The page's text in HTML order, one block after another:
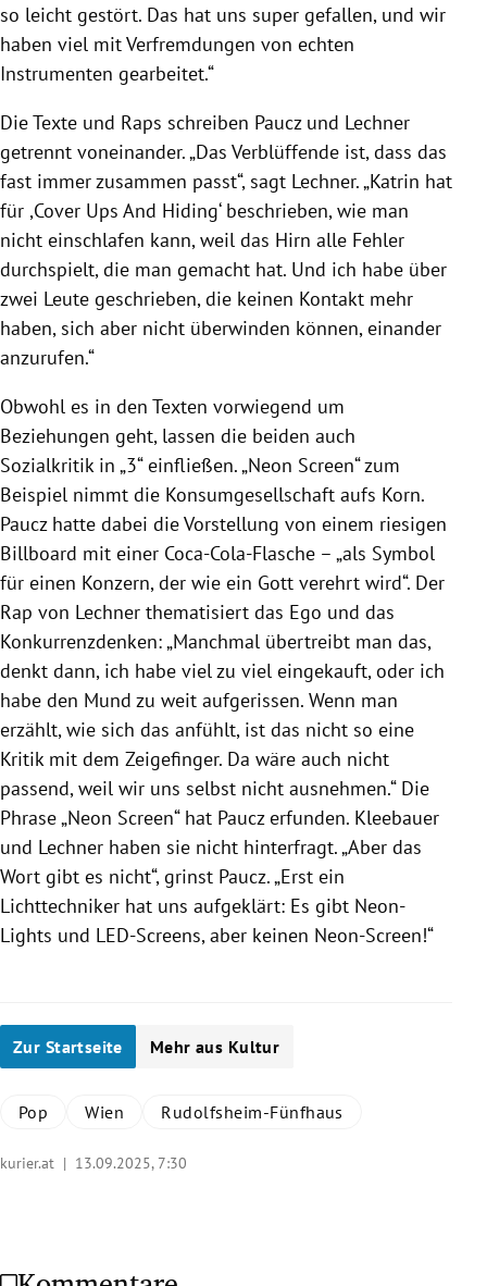
so leicht gestört. Das hat uns super gefallen, und wir
haben viel mit Verfremdungen von echten
Instrumenten gearbeitet.“
Die Texte und Raps schreiben Paucz und Lechner
getrennt voneinander. „Das Verblüffende ist, dass das
fast immer zusammen passt“, sagt Lechner. „Katrin hat
für ,Cover Ups And Hiding‘ beschrieben, wie man
nicht einschlafen kann, weil das Hirn alle Fehler
durchspielt, die man gemacht hat. Und ich habe über
zwei Leute geschrieben, die keinen Kontakt mehr
haben, sich aber nicht überwinden können, einander
anzurufen.“
Obwohl es in den Texten vorwiegend um
Beziehungen geht, lassen die beiden auch
Sozialkritik in „3“ einfließen. „Neon Screen“ zum
Beispiel nimmt die Konsumgesellschaft aufs Korn.
Paucz hatte dabei die Vorstellung von einem riesigen
Billboard mit einer Coca-Cola-Flasche – „als Symbol
für einen Konzern, der wie ein Gott verehrt wird“. Der
Rap von Lechner thematisiert das Ego und das
Konkurrenzdenken: „Manchmal übertreibt man das,
denkt dann, ich habe viel zu viel eingekauft, oder ich
habe den Mund zu weit aufgerissen. Wenn man
erzählt, wie sich das anfühlt, ist das nicht so eine
Kritik mit dem Zeigefinger. Da wäre auch nicht
passend, weil wir uns selbst nicht ausnehmen.“ Die
Phrase „Neon Screen“ hat Paucz erfunden. Kleebauer
und Lechner haben sie nicht hinterfragt. „Aber das
Wort gibt es nicht“, grinst Paucz. „Erst ein
Lichttechniker hat uns aufgeklärt: Es gibt Neon-
Lights und LED-Screens, aber keinen Neon-Screen!“
Zur Startseite Mehr aus Kultur
Pop Wien Rudolfsheim-Fünfhaus
kurier.at | 13.09.2025, 7:30